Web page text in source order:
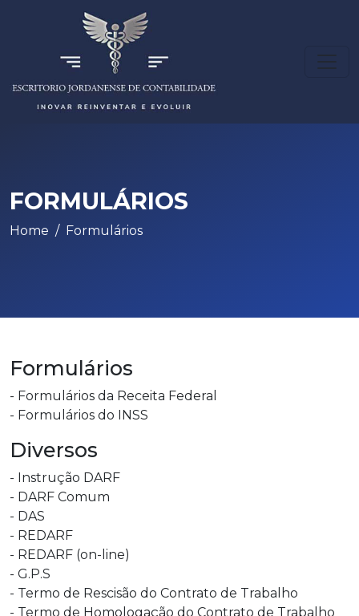
FORMULÁRIOS
Home Formulários
Formulários
- Formulários da Receita Federal
- Formulários do INSS
Diversos
- Instrução DARF
- DARF Comum
- DAS
- REDARF
- REDARF (on-line)
- G.P.S
- Termo de Rescisão do Contrato de Trabalho
- Termo de Homologação do Contrato de Trabalho